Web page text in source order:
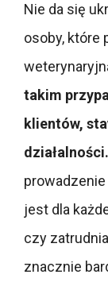
Nie da się
osoby, które
takim
klientów,
działalności.
jest dla
czy
znacznie